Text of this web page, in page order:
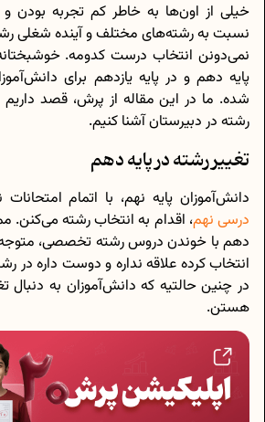
خیلی از اون‌ها به خاطر کم تجربه بودن
نسبت به رشته‌های مختلف و آینده شغلی
نمی‌دونن انتخاب درست کدومه.
پایه دهم و در پایه یازدهم برای
شده. ما در این مقاله از پرش، قصد داریم
رشته در دبیرستان آشنا کنیم.
تغییر رشته در پایه دهم
دانش‌آموزان پایه نهم، با اتمام
درسی نهم، اقدام به انتخاب رشته می‌کنن.
دهم با خوندن دروس رشته تخصصی‌،
انتخاب کرده علاقه‌ نداره و دوست داره در
در چنین حالتیه که دانش‌آموزان به دنبال
هستن.